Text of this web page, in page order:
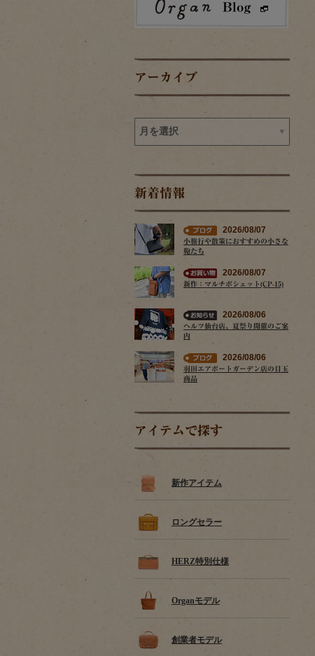
アーカイブ
新着情報
2026/08/07
小旅行や散策におすすめの小さな
鞄たち
2026/08/07
新作：マルチポシェット(CP-15)
2026/08/06
ヘルツ仙台店、夏祭り開催のご案
内
2026/08/06
羽田エアポートガーデン店の目玉
商品
アイテムで探す
新作アイテム
ロングセラー
HERZ特別仕様
Organモデル
創業者モデル